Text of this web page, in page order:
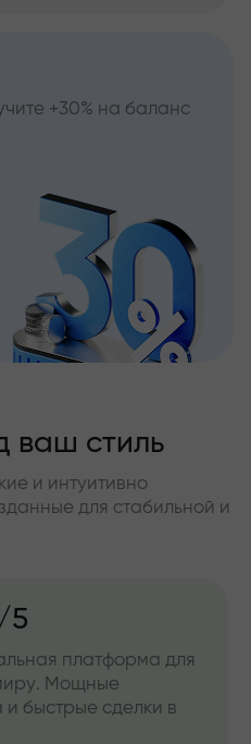
+30% на баланс
ваш стиль
и интуитивно
для стабильной и
5
платформа для
Мощные
быстрые сделки в